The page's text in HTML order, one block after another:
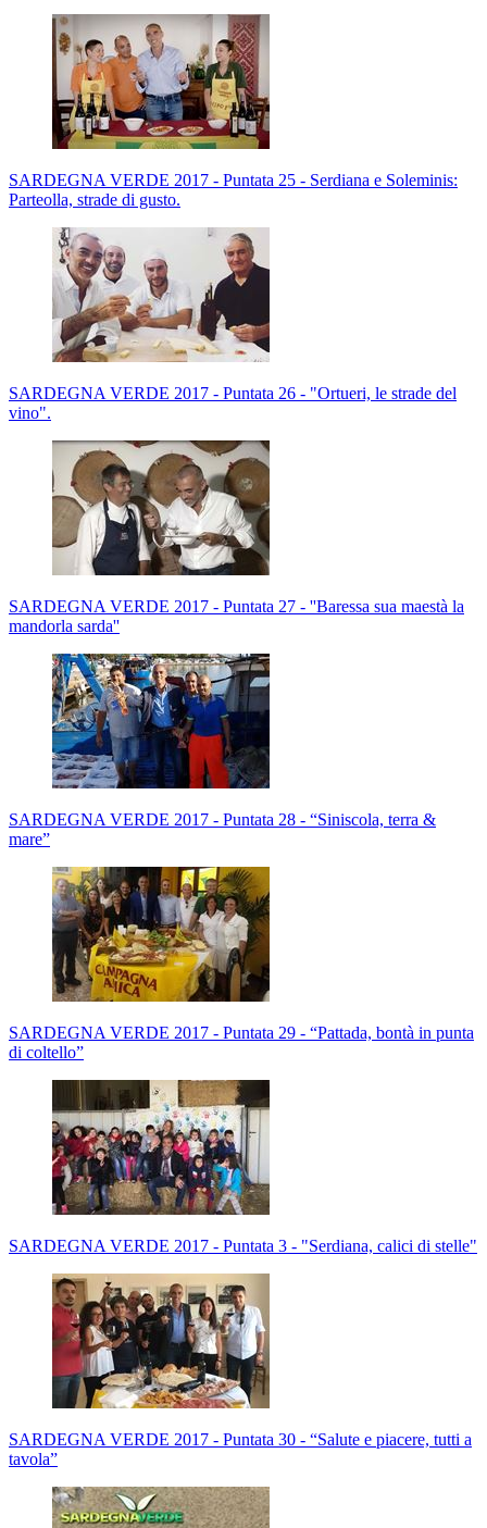
SARDEGNA VERDE 2017 - Puntata 25 - Serdiana e Soleminis:
Parteolla, strade di gusto.
SARDEGNA VERDE 2017 - Puntata 26 - "Ortueri, le strade del
vino".
SARDEGNA VERDE 2017 - Puntata 27 - ''Baressa sua maestà la
mandorla sarda''
SARDEGNA VERDE 2017 - Puntata 28 - “Siniscola, terra &
mare”
SARDEGNA VERDE 2017 - Puntata 29 - “Pattada, bontà in punta
di coltello”
SARDEGNA VERDE 2017 - Puntata 3 - "Serdiana, calici di stelle"
SARDEGNA VERDE 2017 - Puntata 30 - “Salute e piacere, tutti a
tavola”